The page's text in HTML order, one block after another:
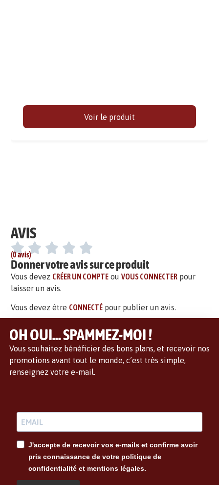
Voir le produit
AVIS
(0 avis)
Donner votre avis sur ce produit
Vous devez CRÉER UN COMPTE ouVOUS CONNECTER pour
laisser un avis.
Vous devez être CONNECTÉ pour publier un avis.
OH OUI... SPAMMEZ-MOI !
Vous souhaitez bénéficier des bons plans, et recevoir nos
promotions avant tout le monde, c’est très simple,
renseignez votre e-mail.
J'accepte de recevoir vos e-mails et confirme avoir
pris connaissance de votre politique de
confidentialité et mentions légales.